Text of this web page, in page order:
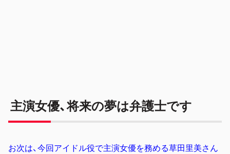
主演女優、将来の夢は弁護士です
お次は、今回アイドル役で主演女優を務める草田里美さん